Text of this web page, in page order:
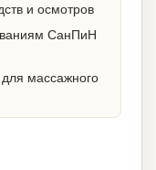
и осмотров
СанПиН
для массажного